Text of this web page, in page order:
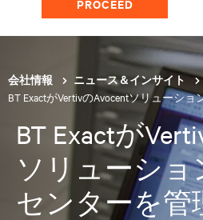
PROCEED
会社情報 ニュース＆インサイト
BT ExactがVertivのAvocentソリューシ
BT Exactが
ソリューショ
センターを管